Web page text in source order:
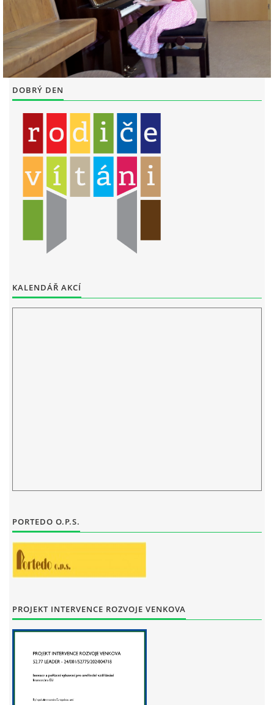
FOTOALBUM
PIANA DO ŠKOL NKK
BYLO, NEBYLO V ZUŠ STAŇKOV
© 2026 eStránky.cz Tisk|Aktualizováno: 29. 7. 2026
DOBRÝ DEN
KALENDÁŘ AKCÍ
PORTEDO O.P.S.
PROJEKT INTERVENCE ROZVOJE VENKOVA